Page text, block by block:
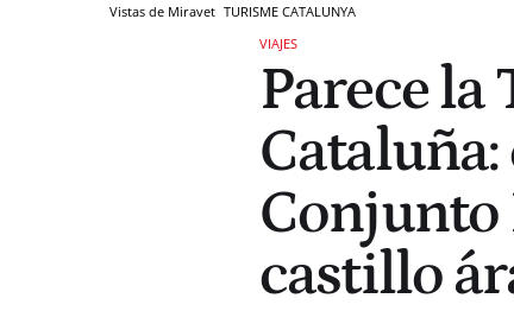
Vistas de Miravet TURISME CATALUNYA
VIAJES
Parece la
Conjunto
castillo